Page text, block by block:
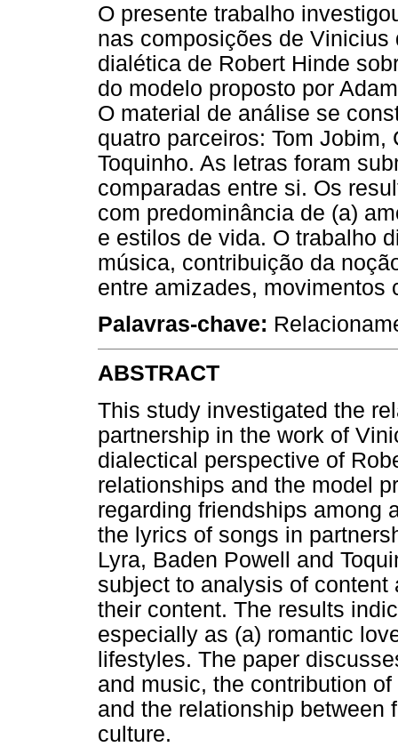
O presente trabalho
nas composições de
dialética de Robert Hinde
do modelo proposto por
O material de análise se
quatro parceiros: Tom
Toquinho. As letras foram
comparadas entre si. Os
com predominância de (a)
e estilos de vida. O trabalho
música, contribuição da
entre amizades, movimentos
Palavras-chave:
ABSTRACT
This study investigated the
partnership in the work of
dialectical perspective of
relationships and the model
regarding friendships among
the lyrics of songs in
Lyra, Baden Powell and
subject to analysis of
their content. The results
especially as (a) romantic
lifestyles. The paper
and music, the contribution
and the relationship between
culture.